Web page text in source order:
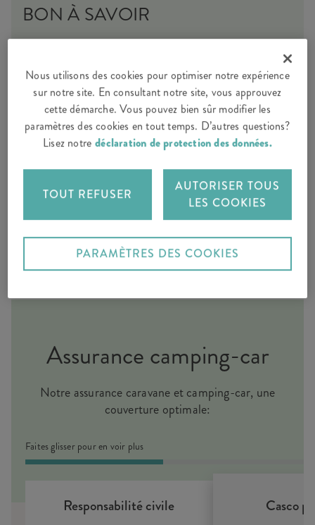
BON À SAVOIR
permet également d’assurer des accessoires, tels
qu’un porte-vélos ou un avant-toit.
DEMANDER UNE OFFRE
Assurance camping-car
Notre assurance caravane et camping-car, une
couverture optimale:
Faites glisser pour en voir plus
Responsabilité civile Casco
Nous utilisons des cookies pour optimiser notre expérience
sur notre site. En consultant notre site, vous approuvez
cette démarche. Vous pouvez bien sûr modifier les
paramètres des cookies en tout temps. D’autres questions?
Lisez notre déclaration de protection des données.
TOUT REFUSER
AUTORISER TOUS
LES COOKIES
PARAMÈTRES DES COOKIES